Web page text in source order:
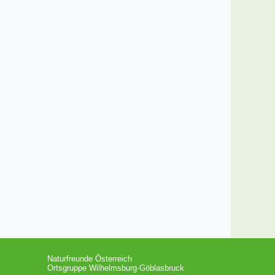
Naturfreunde Österreich
Ortsgruppe Wilhelmsburg-Göblasbruck